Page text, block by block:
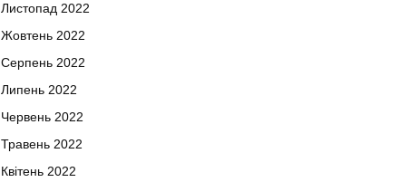
Листопад 2022
Жовтень 2022
Серпень 2022
Липень 2022
Червень 2022
Травень 2022
Квітень 2022